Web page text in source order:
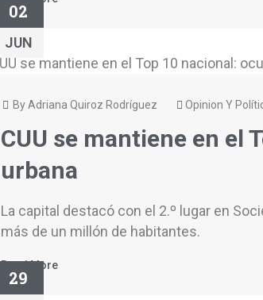
02
JUN
By Adriana Quiroz Rodríguez Opinion Y
CUU se mantiene en el
urbana
La capital destacó con el 2.º lugar en
más de un millón de habitantes.
Read More
29